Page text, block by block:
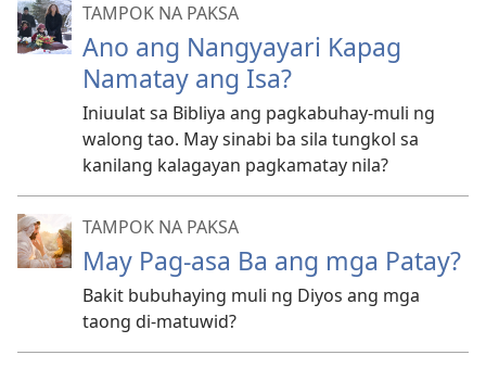
TAMPOK NA PAKSA
Ano ang Nangyayari Kapag
Namatay ang Isa?
Iniuulat sa Bibliya ang pagkabuhay-muli ng
walong tao. May sinabi ba sila tungkol sa
kanilang kalagayan pagkamatay nila?
TAMPOK NA PAKSA
May Pag-asa Ba ang mga Patay?
Bakit bubuhaying muli ng Diyos ang mga
taong di-matuwid?